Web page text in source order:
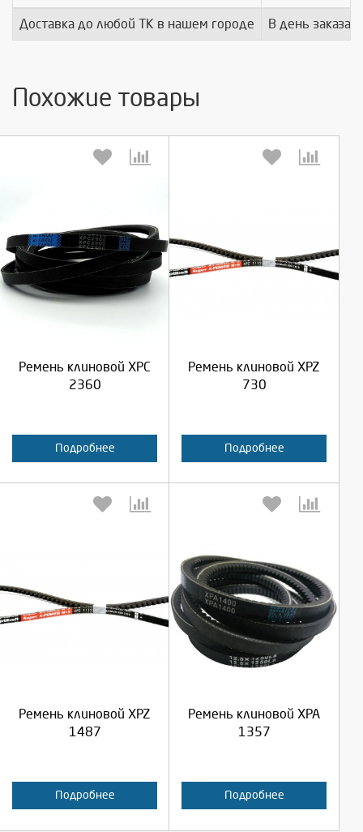
Доставка до любой ТК в нашем городе В день заказа
Похожие товары
Ремень клиновой XPC
2360
Подробнее
Выберите количество:
Отмена
Ремень клиновой XPZ
730
Подробнее
Выберите количество:
Отмена
Ремень клиновой XPZ
1487
Подробнее
Выберите количество:
Отмена
Ремень клиновой XPA
1357
Подробнее
Выберите количество:
Отмена